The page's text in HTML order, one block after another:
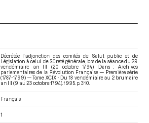
Décrétée l'adjonction des comités de Salut public et de
Législation à celui de Sûreté générale, lors de la séance du 29
vendémiaire an III (20 octobre 1794). Dans : Archives
parlementaires de la Révolution Française — Première série
(1787-1799) — Tome XCIX - Du 18 vendémiaire au 2 brumaire
an III (9 au 23 octobre 1794) . 1995. p. 310.
Français
1